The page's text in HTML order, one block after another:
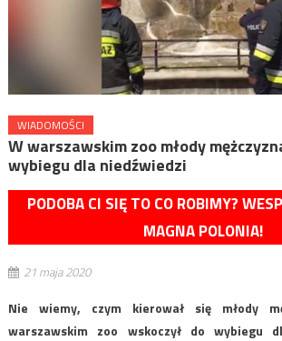
WIADOMOŚCI
W warszawskim zoo młody
wybiegu dla niedźwiedzi
PODOBA CI SIĘ TO CO ROBIMY?
MAGNA POLONIA!
21 maja 2020
Nie wiemy, czym kierował się młody
warszawskim zoo wskoczył do wybiegu